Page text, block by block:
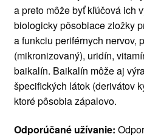
a preto môže byť kľúčová ich
biologicky pôsobiace zložky
a funkciu periférnych nervov,
(mikronizovaný), uridín,
baikalín. Baikalín môže aj
špecifických látok (derivátov
ktoré pôsobia zápalovo.
Odporúčané užívanie: